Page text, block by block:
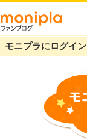
モニプラにログイン